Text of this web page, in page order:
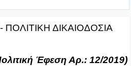
ΔΙΚΑΙΟΔΟΣΙΑ
Έφεση Αρ.: 12/2019)